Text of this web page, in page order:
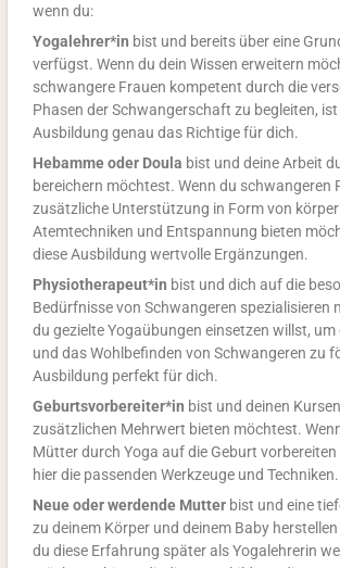
wenn du:
Yogalehrer*in bist und bereits über eine
verfügst. Wenn du dein Wissen erweitern
schwangere Frauen kompetent durch die
Phasen der Schwangerschaft zu begleiten, ist
Ausbildung genau das Richtige für dich.
Hebamme oder Doula bist und deine Arbeit
bereichern möchtest. Wenn du schwangeren
zusätzliche Unterstützung in Form von
Atemtechniken und Entspannung bieten
diese Ausbildung wertvolle Ergänzungen.
Physiotherapeut*in bist und dich auf die
Bedürfnisse von Schwangeren spezialisieren
du gezielte Yogaübungen einsetzen willst, um
und das Wohlbefinden von Schwangeren zu
Ausbildung perfekt für dich.
Geburtsvorbereiter*in bist und deinen
zusätzlichen Mehrwert bieten möchtest.
Mütter durch Yoga auf die Geburt
hier die passenden Werkzeuge und Techniken.
Neue oder werdende Mutterbist und eine
zu deinem Körper und deinem Baby
du diese Erfahrung später als Yogalehrerin